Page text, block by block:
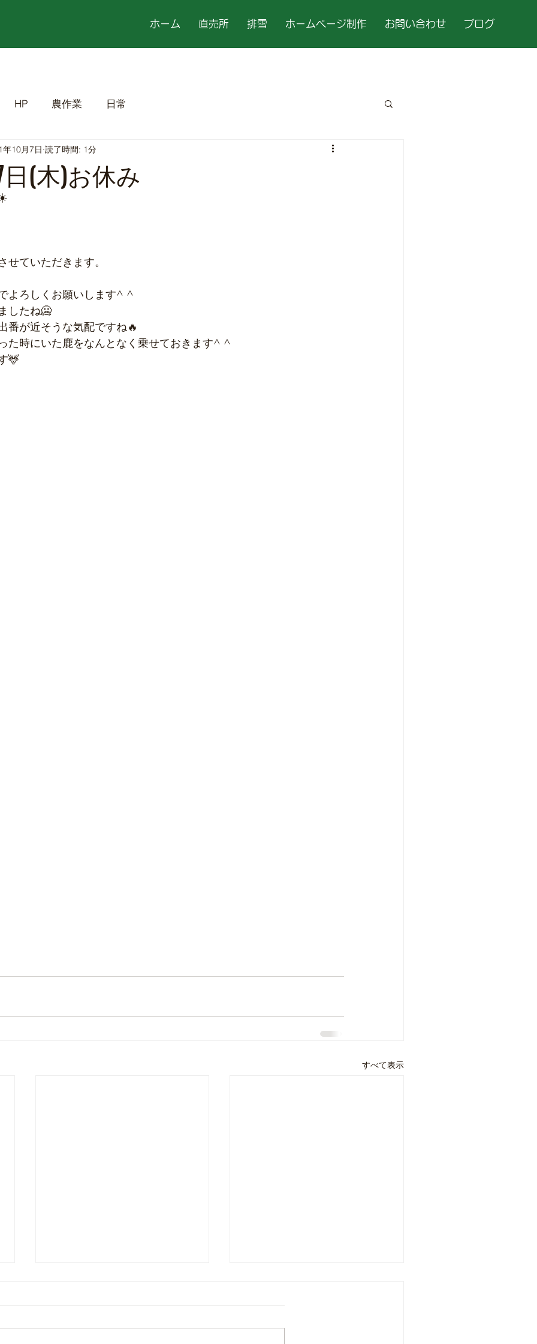
ホーム 直売所 排雪 ホームページ制作 お問い合わせ ブログ
HP 農作業 日常
(木)お休み
年10月7日 読了時間: 1分
せていただきます。
よろしくお願いします^ ^
したね🥶
番が近そうな気配ですね🔥
た時にいた鹿をなんとなく乗せておきます^ ^
🦌
すべて表示